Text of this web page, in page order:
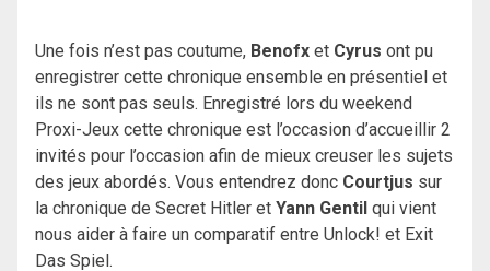
Une fois n’est pas coutume, Benofx et Cyrus ont pu
enregistrer cette chronique ensemble en présentiel et
ils ne sont pas seuls. Enregistré lors du weekend
Proxi-Jeux cette chronique est l’occasion d’accueillir 2
invités pour l’occasion afin de mieux creuser les sujets
des jeux abordés. Vous entendrez donc Courtjus sur
la chronique de Secret Hitler et Yann Gentil qui vient
nous aider à faire un comparatif entre Unlock! et Exit
Das Spiel.